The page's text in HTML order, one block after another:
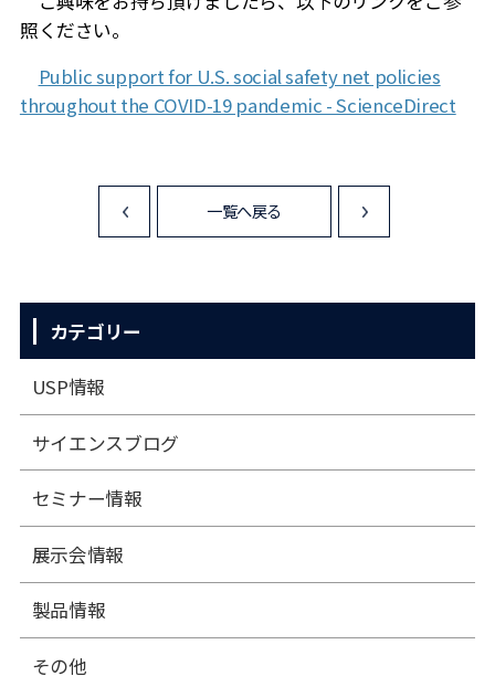
照ください。
Public support for U.S. social safety net policies
throughout the COVID-19 pandemic - ScienceDirect
<
一覧へ戻る
カテゴリー
USP情報
サイエンスブログ
セミナー情報
展⽰会情報
製品情報
その他